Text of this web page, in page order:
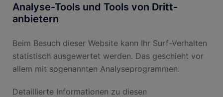
Analyse-Tools und Tools von Dritt­
anbietern
Beim Besuch dieser Website kann Ihr Surf-Verhalten
statistisch ausgewertet werden. Das geschieht vor
allem mit sogenannten Analyseprogrammen.
Detaillierte Informationen zu diesen